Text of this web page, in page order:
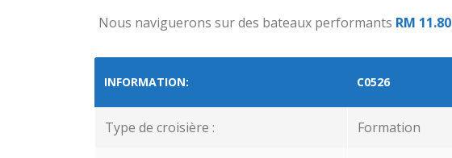
Nous naviguerons sur des bateaux performants RM 11.80
INFORMATION: C0526
Type de croisière : Formation